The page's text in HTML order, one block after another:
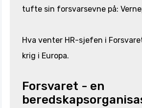
tufte sin forsvarsevne på:
Hva venter HR-sjefen i
krig i Europa.
Forsvaret - en